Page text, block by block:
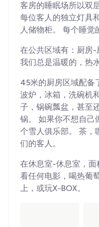
客房的睡眠场所以双
每位客人的独立灯具
人储物柜。 每个睡觉
在公共区域有：厨房-
我们总是温暖的，热
45米的厨房区域配备
波炉，冰箱，洗碗机
子，锅碗瓢盆，甚至
锅。 如果你不想自己
个雪人俱乐部。 茶，
们的客人。
在休息室-休息室，
看任何电影，喝热葡
上，或玩X-BOX。